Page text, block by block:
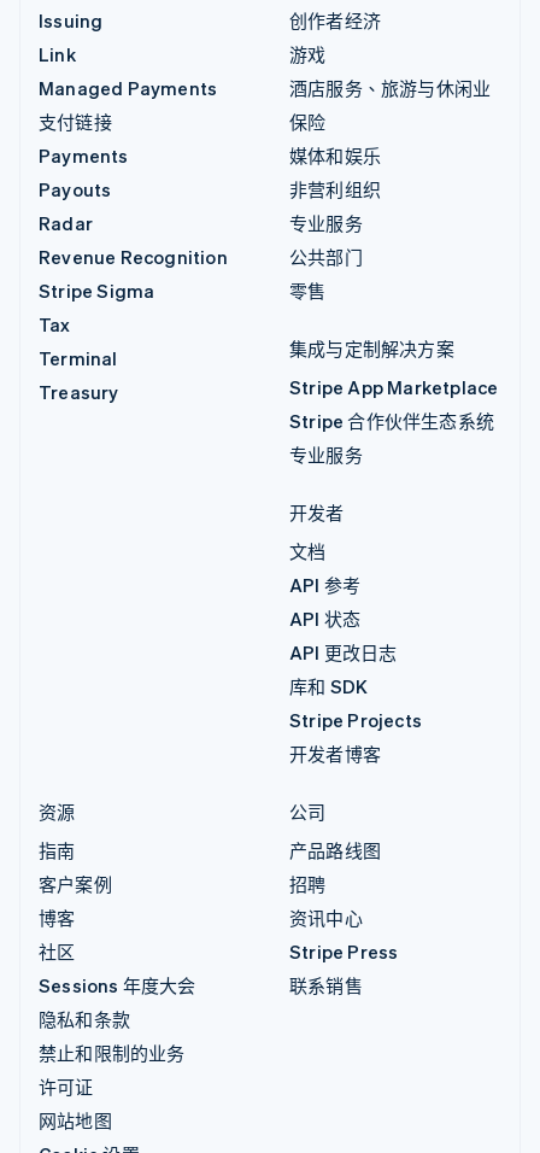
Issuing
Link
Managed Payments
支付链接
Payments
Payouts
Radar
Revenue Recognition
Stripe Sigma
Tax
Terminal
Treasury
创作者经济
游戏
酒店服务、旅游与休闲业
保险
媒体和娱乐
非营利组织
专业服务
公共部门
零售
集成与定制解决方案
Stripe App Marketplace
Stripe 合作伙伴生态系统
专业服务
开发者
文档
API 参考
API 状态
API 更改日志
库和 SDK
Stripe Projects
开发者博客
资源
指南
客户案例
博客
社区
Sessions 年度大会
隐私和条款
禁止和限制的业务
许可证
网站地图
公司
产品路线图
招聘
资讯中心
Stripe Press
联系销售